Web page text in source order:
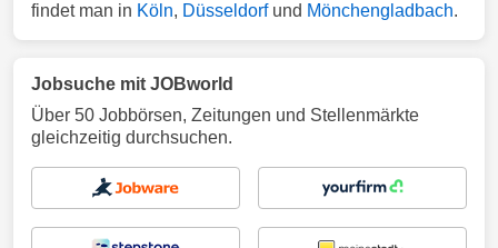
findet man in Köln, Düsseldorfund Mönchengladbach.
Jobsuche mit JOBworld
Über 50 Jobbörsen, Zeitungen und Stellenmärkte
gleichzeitig durchsuchen.